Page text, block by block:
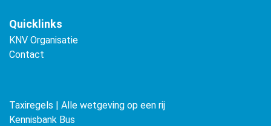
Quicklinks
KNV Organisatie
Contact
Taxiregels | Alle wetgeving op een rij
Kennisbank Bus